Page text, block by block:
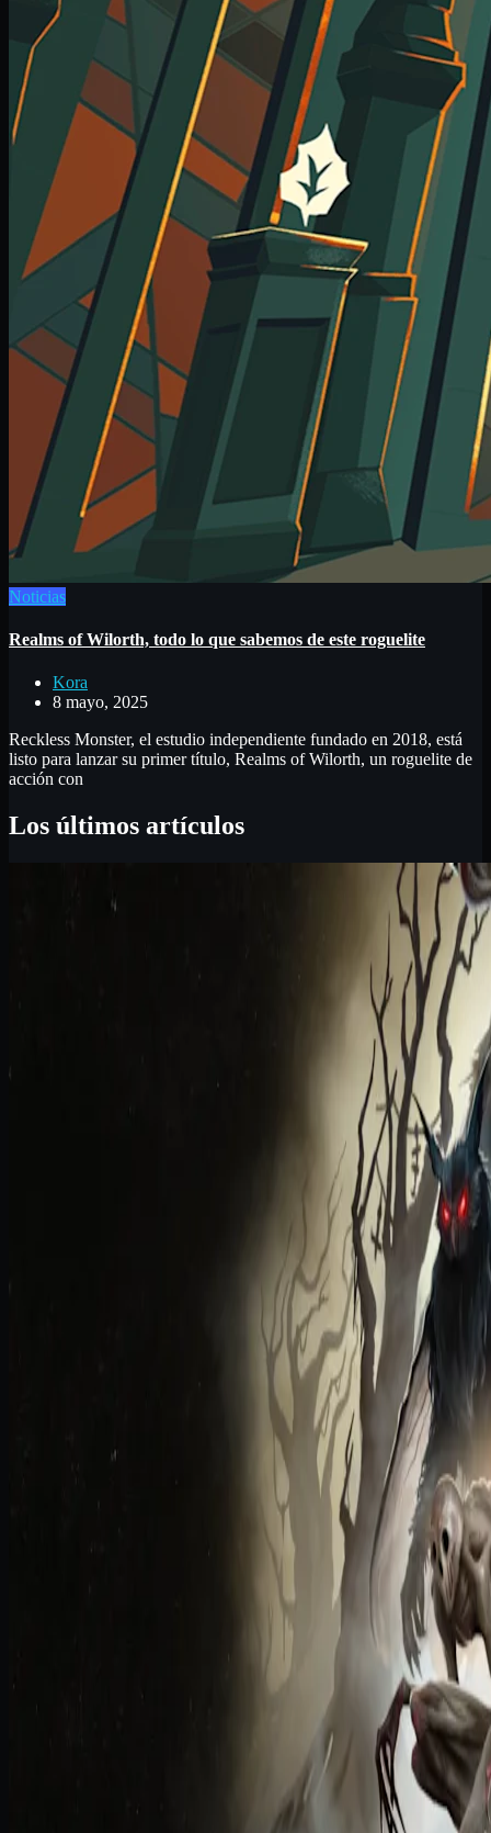
Noticias
Realms of Wilorth, todo lo que sabemos de este roguelite
Kora
8 mayo, 2025
Reckless Monster, el estudio independiente fundado en 2018, está
listo para lanzar su primer título, Realms of Wilorth, un roguelite de
acción con
Los últimos artículos